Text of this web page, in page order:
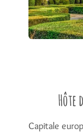
Hôte
Capitale